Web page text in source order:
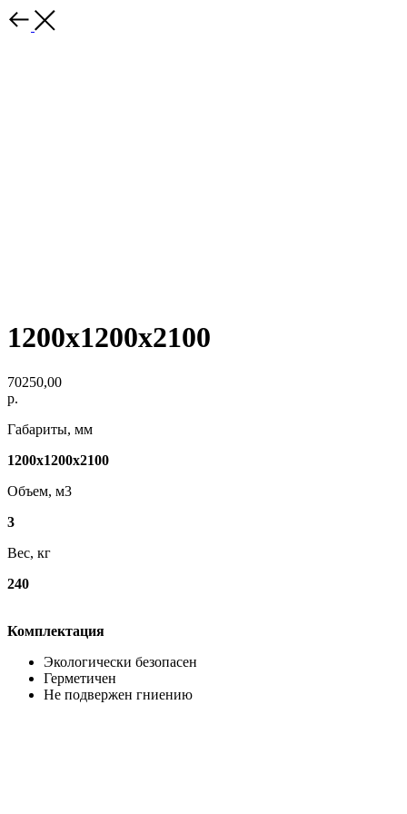
1200x1200x2100
70250,00
р.
Габариты, мм
1200x1200x2100
Объем, м3
3
Вес, кг
240
Комплектация
Экологически безопасен
Герметичен
Не подвержен гниению